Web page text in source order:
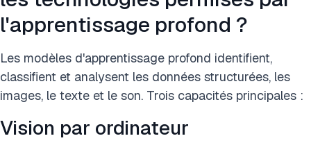
l'apprentissage profond ?
Les modèles d'apprentissage profond identifient,
classifient et analysent les données structurées, les
images, le texte et le son. Trois capacités principales :
Vision par ordinateur